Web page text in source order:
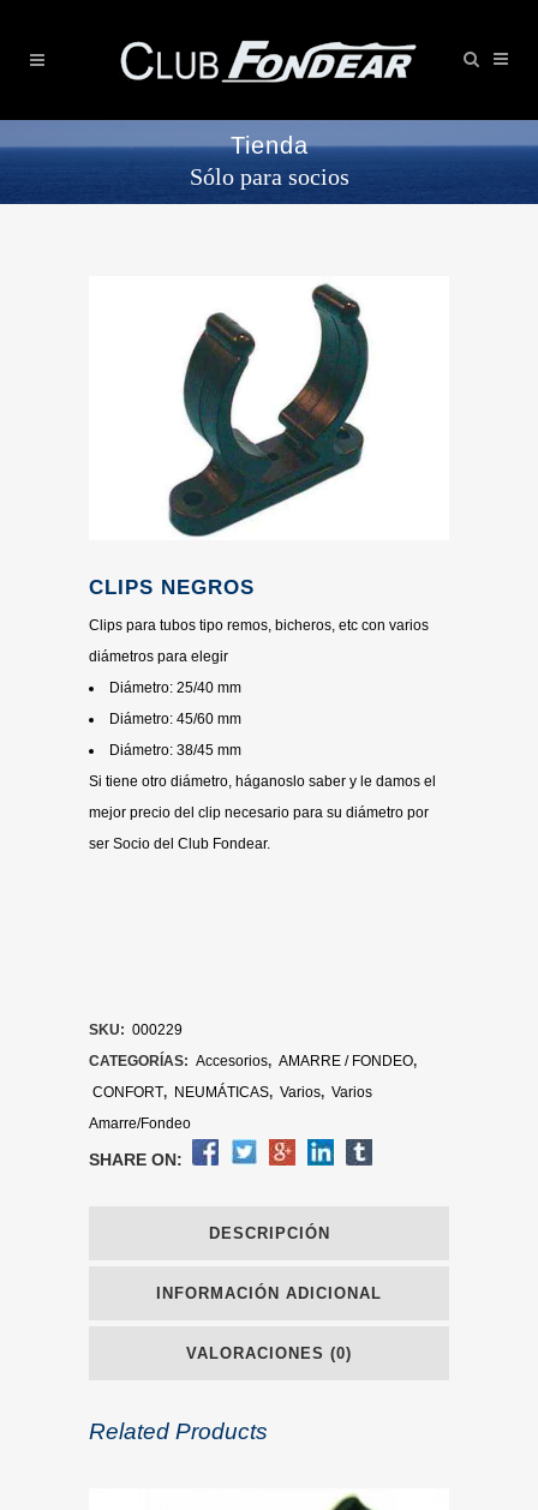
Tienda
Sólo para socios
CLIPS NEGROS
Clips para tubos tipo remos, bicheros, etc con varios
diámetros para elegir
Diámetro: 25/40 mm
Diámetro: 45/60 mm
Diámetro: 38/45 mm
Si tiene otro diámetro, háganoslo saber y le damos el
mejor precio del clip necesario para su diámetro por
ser Socio del Club Fondear.
SKU: 000229
CATEGORÍAS: Accesorios, AMARRE / FONDEO,
CONFORT, NEUMÁTICAS, Varios, Varios
Amarre/Fondeo
SHARE ON:
DESCRIPCIÓN
INFORMACIÓN ADICIONAL
VALORACIONES (0)
Related Products